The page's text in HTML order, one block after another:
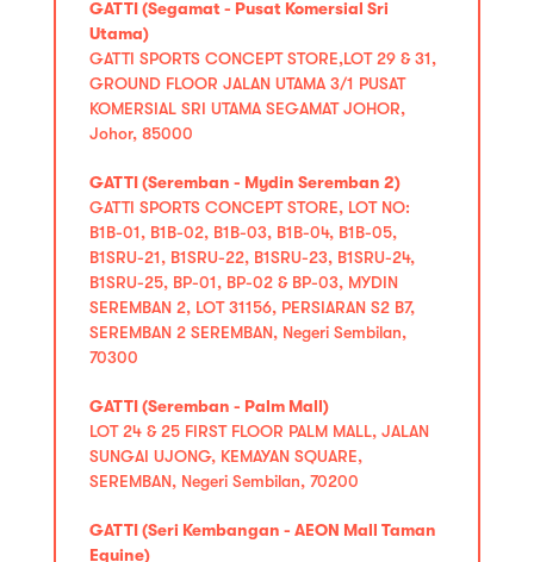
GATTI (Segamat - Pusat Komersial Sri
Utama)
GATTI SPORTS CONCEPT STORE,LOT 29 & 31,
GROUND FLOOR JALAN UTAMA 3/1 PUSAT
KOMERSIAL SRI UTAMA SEGAMAT JOHOR,
Johor, 85000
GATTI (Seremban - Mydin Seremban 2)
GATTI SPORTS CONCEPT STORE, LOT NO:
B1B-01, B1B-02, B1B-03, B1B-04, B1B-05,
B1SRU-21, B1SRU-22, B1SRU-23, B1SRU-24,
B1SRU-25, BP-01, BP-02 & BP-03, MYDIN
SEREMBAN 2, LOT 31156, PERSIARAN S2 B7,
SEREMBAN 2 SEREMBAN, Negeri Sembilan,
70300
GATTI (Seremban - Palm Mall)
LOT 24 & 25 FIRST FLOOR PALM MALL, JALAN
SUNGAI UJONG, KEMAYAN SQUARE,
SEREMBAN, Negeri Sembilan, 70200
GATTI (Seri Kembangan - AEON Mall Taman
Equine)